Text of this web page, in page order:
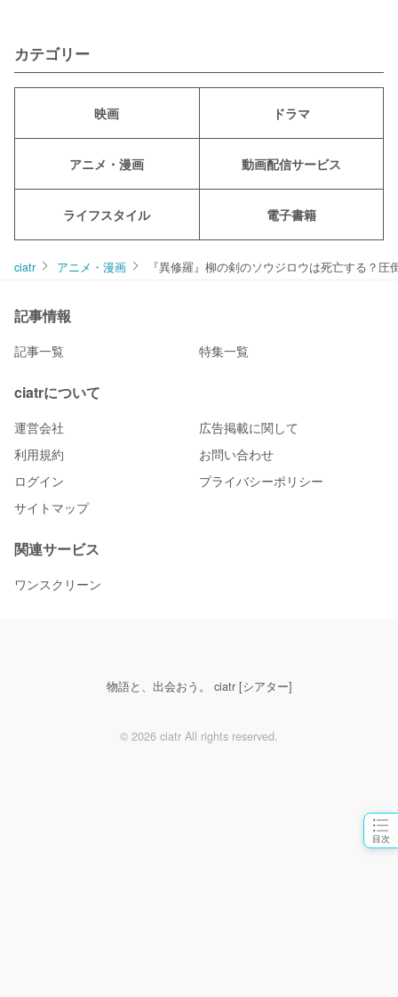
目次
カテゴリー
映画 ドラマ
アニメ・漫画 動画配信サービス
ライフスタイル 電子書籍
ciatr アニメ・漫画 『異修羅』柳の剣のソウジロウは死亡する？
記事情報
記事一覧 特集一覧
ciatrについて
運営会社
広告掲載に関して
利用規約
お問い合わせ
ログイン
プライバシーポリシー
サイトマップ
関連サービス
ワンスクリーン
物語と、出会おう。 ciatr [シアター]
© 2026 ciatr All rights reserved.